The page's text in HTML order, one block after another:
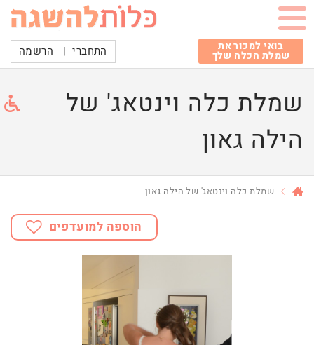
בואי למכור את
שמלת הכלה שלך התחברי | הרשמה
שמלת כלה וינטאג' של
הילה גאון
שמלת כלה וינטאג' של הילה גאון
הוספה למועדפים